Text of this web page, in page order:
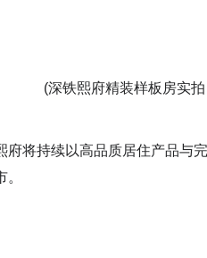
(深铁熙府精装样板房实拍
府将持续以高品质居住产品与